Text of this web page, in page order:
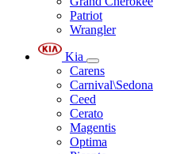
Patriot
Wrangler
Kia
Carens
Carnival\Sedona
Ceed
Cerato
Magentis
Optima